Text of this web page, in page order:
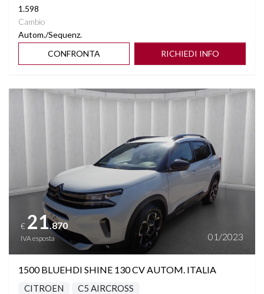
1.598
Cambio
Autom./Sequenz.
CONFRONTA
RICHIEDI INFO
Vedi dettagli
€ 21.870
IVA esposta 01/2023
1500 BLUEHDI SHINE 130 CV AUTOM. ITALIA
CITROEN C5 AIRCROSS